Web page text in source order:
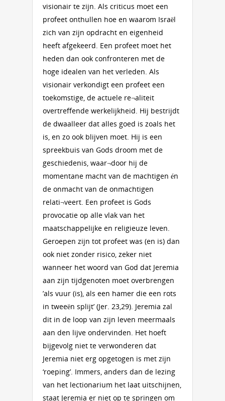
visionair te zijn. Als criticus moet een
profeet onthullen hoe en waarom Israël
zich van zijn opdracht en eigenheid
heeft afgekeerd. Een profeet moet het
heden dan ook confronteren met de
hoge idealen van het verleden. Als
visionair verkondigt een profeet een
toekomstige, de actuele re¬aliteit
overtreffende werkelijkheid. Hij bestrijdt
de dwaalleer dat alles goed is zoals het
is, en zo ook blijven moet. Hij is een
spreekbuis van Gods droom met de
geschiedenis, waar¬door hij de
momentane macht van de machtigen én
de onmacht van de onmachtigen
relati¬veert. Een profeet is Gods
provocatie op alle vlak van het
maatschappelijke en religieuze leven.
Geroepen zijn tot profeet was (en is) dan
ook niet zonder risico, zeker niet
wanneer het woord van God dat Jeremia
aan zijn tijdgenoten moet overbrengen
’als vuur (is), als een hamer die een rots
in tweeën splijt’ (Jer. 23,29). Jeremia zal
dit in de loop van zijn leven meermaals
aan den lijve ondervinden. Het hoeft
bijgevolg niet te verwonderen dat
Jeremia niet erg opgetogen is met zijn
‘roeping’. Immers, anders dan de lezing
van het lectionarium het laat uitschijnen,
staat Jeremia er niet op te springen om